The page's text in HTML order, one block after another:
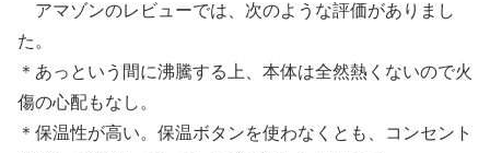
アマゾンのレビューでは、次のような評価がありまし
た。
＊あっという間に沸騰する上、本体は全然熱くないので火
傷の心配もなし。
＊保温性が高い。保温ボタンを使わなくとも、コンセント